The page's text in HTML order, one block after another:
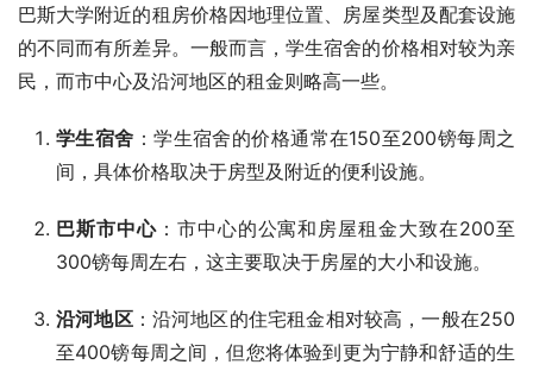
巴斯大学附近的租房价格因地理位置、房屋类型及配套设施
的不同而有所差异。一般而言，学生宿舍的价格相对较为亲
民，而市中心及沿河地区的租金则略高一些。
学生宿舍 ：学生宿舍的价格通常在150至200镑每周之
间，具体价格取决于房型及附近的便利设施。
巴斯市中心：市中心的公寓和房屋租金大致在200至
300镑每周左右，这主要取决于房屋的大小和设施。
沿河地区：沿河地区的住宅租金相对较高，一般在250
至400镑每周之间，但您将体验到更为宁静和舒适的生